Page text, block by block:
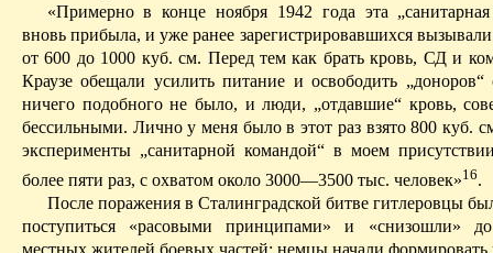
«Примерно в конце ноября 1942 года эта
вновь прибыла, и уже ранее зарегистрировавшихся
от 600 до 1000 куб. см. Перед тем как брать кровь, СД и
Краузе обещали усилить питание и освободить
ничего подобного не было, и люди, „отдавшие“ кровь,
бессильными. Лично у меня было в этот раз взято 800 куб.
эксперименты „санитарной командой“ в моем
более пяти раз, с охватом около 3000—3500 тыс. человек»16.
После поражения в Сталинградской битве гитлеровцы
поступиться «расовыми принципами» и «снизошли»
местных жителей боевых частей: немцы начали